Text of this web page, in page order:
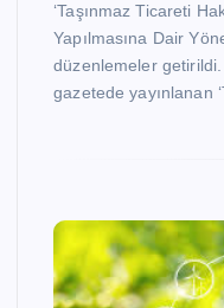
‘Taşınmaz Ticareti
Yapılmasına Dair
düzenlemeler
gazetede yayınlanan